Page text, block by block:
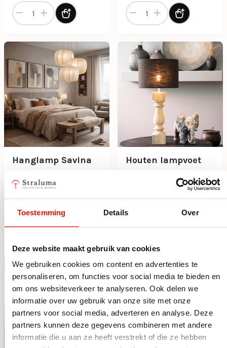
Toestemming Details Over
Deze website maakt gebruik van cookies
We gebruiken cookies om content en advertenties te
personaliseren, om functies voor social media te bieden en
om ons websiteverkeer te analyseren. Ook delen we
informatie over uw gebruik van onze site met onze
partners voor social media, adverteren en analyse. Deze
partners kunnen deze gegevens combineren met andere
informatie die u aan ze heeft verstrekt of die ze hebben
Hanglamp Savina Ø40 champagne aantalHanglamp Savina Ø50
Hanglamp Savina
Op voorraad
Hanglamp Savina Ø60 champagne aantal
Houten lampvoet
bronzen fitting
Beperkt op voorraad